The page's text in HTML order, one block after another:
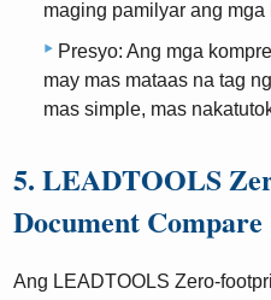
maging pamilyar ang
Presyo: Ang mga
may mas mataas na tag
mas simple, mas
5. LEADTOOLS
Document Compare
Ang LEADTOOLS Zero-